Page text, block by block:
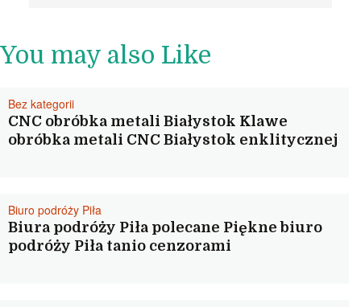
You may also Like
Bez kategorii
CNC obróbka metali Białystok Klawe
obróbka metali CNC Białystok enklitycznej
Biuro podróży Piła
Biura podróży Piła polecane Piękne biuro
podróży Piła tanio cenzorami